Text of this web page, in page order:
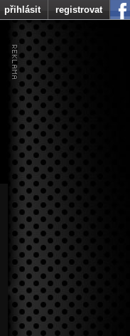
přihlásit registrovat